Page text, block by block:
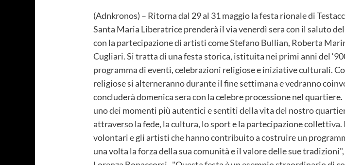
(Adnkronos) – Ritorna dal 29 al 31 maggio la festa rionale di
Santa Maria Liberatrice prenderà il via venerdì sera con il saluto
con la partecipazione di artisti come Stefano Bullian, Roberta
Cugliari. Si tratta di una festa storica, istituita nei primi anni del
programma di eventi, celebrazioni religiose e iniziative culturali.
religiose si alterneranno durante il fine settimana e vedranno
concluderà domenica sera con la celebre processione nel
uno dei momenti più autentici e sentiti della vita del nostro
attraverso la fede, la cultura, lo sport e la partecipazione
volontari e gli artisti che hanno contribuito a costruire un
una volta la forza della sua comunità e il valore delle sue